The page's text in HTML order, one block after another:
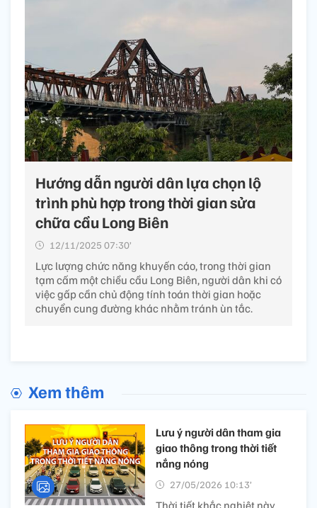
Hướng dẫn người dân lựa chọn lộ
trình phù hợp trong thời gian sửa
chữa cầu Long Biên
12/11/2025 07:30’
Lực lượng chức năng khuyến cáo, trong thời gian
tạm cấm một chiều cầu Long Biên, người dân khi có
việc gấp cần chủ động tính toán thời gian hoặc
chuyển cung đường khác nhằm tránh ùn tắc.
Xem thêm
Lưu ý người dân tham gia
giao thông trong thời tiết
nắng nóng
27/05/2026 10:13’